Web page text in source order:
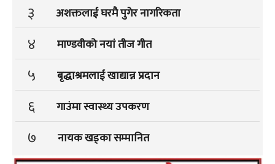
३ अशक्तलाई घरमै पुगेर नागरिकता
४ माण्डवीको नयां तीज गीत
५ बृद्धाश्रमलाई खाद्यान्न प्रदान
६ गाउंमा स्वास्थ्य उपकरण
७ नायक खड्का सम्मानित